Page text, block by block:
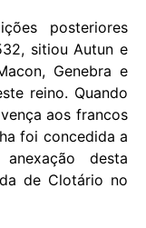
posteriores
sitiou Autun e
Genebra e
reino. Quando
aos francos
foi concedida a
desta
de Clotário no